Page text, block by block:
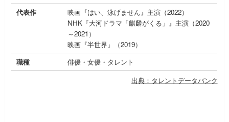
代表作
映画『はい、泳げません』主演（2022）
NHK『大河ドラマ「麒麟がくる」』主演（2020
～2021）
映画『半世界』（2019）
職種
俳優・女優・タレント
出典：タレントデータバンク